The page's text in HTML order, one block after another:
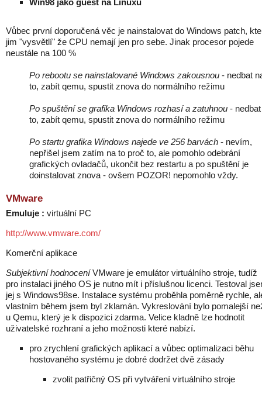
Win98 jako guest na Linuxu
Vůbec první doporučená věc je nainstalovat do Windows patch,
jim "vysvětlí" že CPU nemají jen pro sebe. Jinak procesor pojede
neustále na 100 %
Po rebootu se nainstalované Windows zakousnou - nedbat
to, zabít qemu, spustit znova do normálního režimu
Po spuštění se grafika Windows rozhasí a zatuhnou -
to, zabít qemu, spustit znova do normálního režimu
Po startu grafika Windows najede ve 256 barvách - nevím,
nepřišel jsem zatím na to proč to, ale pomohlo odebrání
grafických ovladačů, ukončit bez restartu a po spuštění je
doinstalovat znova - ovšem POZOR! nepomohlo vždy.
VMware
Emuluje : virtuální PC
http://www.vmware.com/
Komerční aplikace
Subjektivní hodnoceníVMware je emulátor virtuálního stroje, tudíž
pro instalaci jiného OS je nutno mít i příslušnou licenci. Testoval
jej s Windows98se. Instalace systému proběhla poměrně rychle,
vlastním během jsem byl zklamán. Vykreslování bylo pomalejší
u Qemu, který je k dispozici zdarma. Velice kladně lze hodnotit
uživatelské rozhraní a jeho možnosti které nabízí.
pro zrychlení grafických aplikací a vůbec optimalizaci běhu
hostovaného systému je dobré dodržet dvě zásady
zvolit patřičný OS při vytváření virtuálního stroje